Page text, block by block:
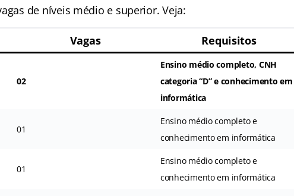
de níveis médio e superior. Veja:
Vagas Requisitos
02
Ensino médio completo, CNH
categoria “D” e conhecimento em
informática
01
Ensino médio completo e
conhecimento em informática
01
Ensino médio completo e
conhecimento em informática